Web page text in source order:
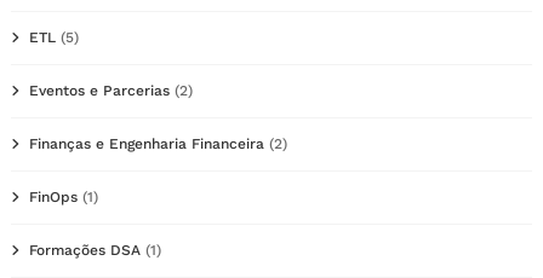
ETL (5)
Eventos e Parcerias (2)
Finanças e Engenharia Financeira (2)
FinOps (1)
Formações DSA (1)